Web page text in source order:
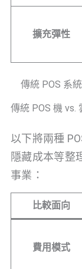
擴充彈性
傳統 POS 系
傳統 POS 機 vs.
以下將兩種
隱藏成本等整
事業：
比較面向
費用模式